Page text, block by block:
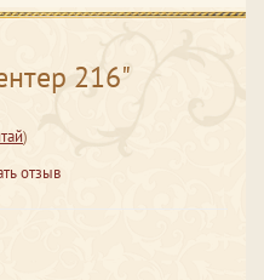
216"
)
отзыв